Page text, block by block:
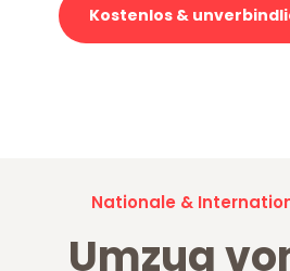
Kostenlos &
Nationale &
Umzug